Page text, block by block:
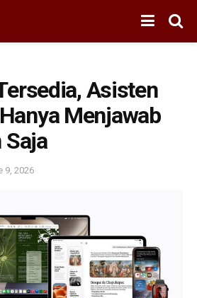
Asisten
Menjawab
Saja
9, 2026